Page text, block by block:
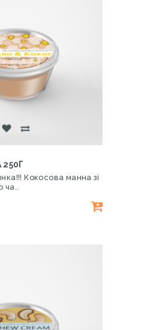
Кокосова манна зі
ча..